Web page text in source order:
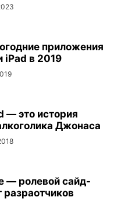
приложения
iPad в 2019
— это история
Джонаса
— ролевой сайд-
разраотчиков